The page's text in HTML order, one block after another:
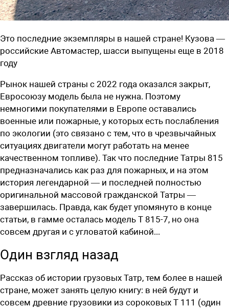
Это последние экземпляры в нашей стране! Кузова —
российские Автомастер, шасси выпущены еще в 2018
году
Рынок нашей страны с 2022 года оказался закрыт,
Евросоюзу модель была не нужна. Поэтому
немногими покупателями в Европе оставались
военные или пожарные, у которых есть послабления
по экологии (это связано с тем, что в чрезвычайных
ситуациях двигатели могут работать на менее
качественном топливе). Так что последние Татры 815
предназначались как раз для пожарных, и на этом
история легендарной — и последней полностью
оригинальной массовой гражданской Татры —
завершилась. Правда, как будет упомянуто в конце
статьи, в гамме осталась модель Т 815-7, но она
совсем другая и с угловатой кабиной...
Один взгляд назад
Рассказ об истории грузовых Татр, тем более в нашей
стране, может занять целую книгу: в ней будут и
совсем древние грузовики из сороковых Т 111 (один